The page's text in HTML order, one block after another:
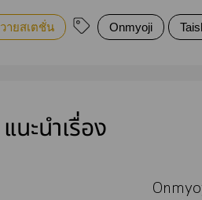
วายสเตชั่น Onmyoji
แนะนำเรื่อง